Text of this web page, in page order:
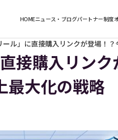
HOMEニュース・ブログパートナー制度
ール」に直接購入リンクが登場！
接購入リンク
最大化の戦略